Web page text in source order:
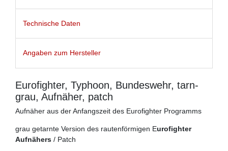
Technische Daten
Angaben zum Hersteller
Eurofighter, Typhoon, Bundeswehr, tarn-
grau, Aufnäher, patch
Aufnäher aus der Anfangszeit des Eurofighter Programms
grau getarnte Version des rautenförmigen Eurofighter
Aufnähers / Patch